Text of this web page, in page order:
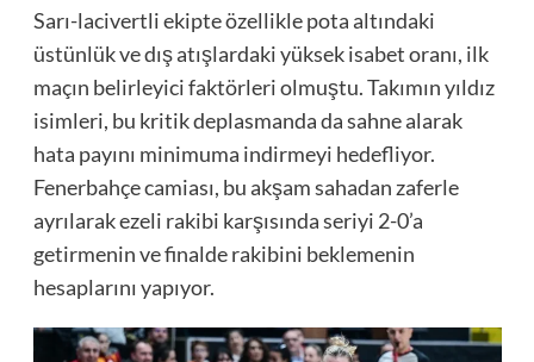
Sarı-lacivertli ekipte özellikle pota altındaki
üstünlük ve dış atışlardaki yüksek isabet oranı, ilk
maçın belirleyici faktörleri olmuştu. Takımın yıldız
isimleri, bu kritik deplasmanda da sahne alarak
hata payını minimuma indirmeyi hedefliyor.
Fenerbahçe camiası, bu akşam sahadan zaferle
ayrılarak ezeli rakibi karşısında seriyi 2-0’a
getirmenin ve finalde rakibini beklemenin
hesaplarını yapıyor.